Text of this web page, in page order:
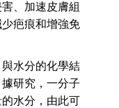
、加速皮膚組
疤痕和增強免
水分的化學結
研究，一分子
水分，由此可